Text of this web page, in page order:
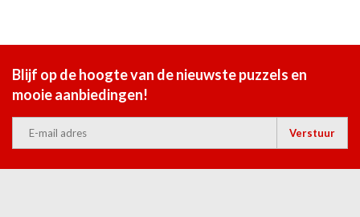
Blijf op de hoogte van de nieuwste puzzels en
mooie aanbiedingen!
Verstuur